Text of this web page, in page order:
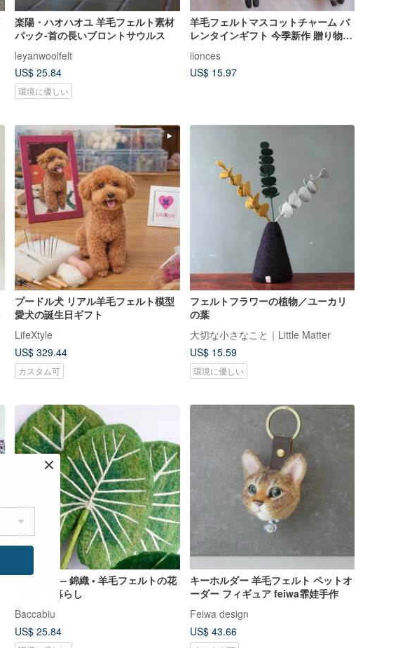
楽陽・ハオハオユ 羊毛フェルト素材
パック-首の長いブロントサウルス
leyanwoolfelt
US$ 25.84
環境に優しい
羊毛フェルトマスコットチャーム バ
レンタインギフト 今季新作 贈り物
iionces
US$ 15.97
プードル犬 リアル羊毛フェルト模型
愛犬の誕生日ギフト
LifeXtyle
US$ 329.44
カスタム可
フェルトフラワーの植物／ユーカリ
の葉
大切な小さなこと｜Little Matter
US$ 15.59
環境に優しい
手感森林 — 錦織 • 羊毛フェルトの花
ギフト • 暮らし
Baccabiu
US$ 25.84
キーホルダー 羊毛フェルト ペットオ
ーダー フィギュア feiwa霏娃手作
Feiwa design
US$ 43.66